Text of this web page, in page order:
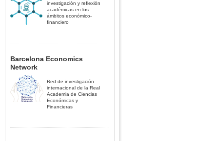
investigación y reflexión
académicas en los
ámbitos económico-
financiero
Barcelona Economics
Network
Red de investigación
internacional de la Real
Academia de Ciencias
Económicas y
Financieras